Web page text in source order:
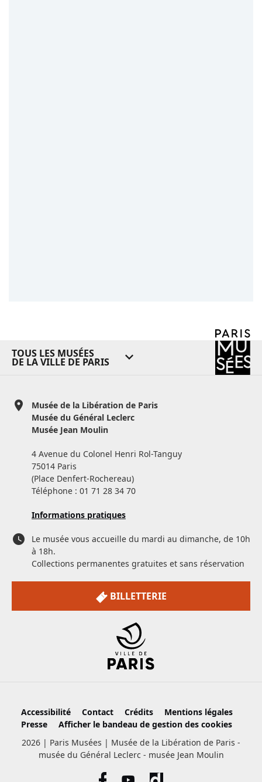
TOUS LES MUSÉES
DE LA VILLE DE PARIS
Musée de la Libération de Paris
Musée du Général Leclerc
Musée Jean Moulin
4 Avenue du Colonel Henri Rol-Tanguy
75014 Paris
(Place Denfert-Rochereau)
Téléphone : 01 71 28 34 70
Informations pratiques
Le musée vous accueille du mardi au dimanche, de 10h
à 18h.
Collections permanentes gratuites et sans réservation
BILLETTERIE
Accessibilité Contact Crédits
Mentions légales
Presse
Afficher le bandeau de gestion des cookies
2026 | Paris Musées | Musée de la Libération de Paris -
musée du Général Leclerc - musée Jean Moulin
Facebook Youtube